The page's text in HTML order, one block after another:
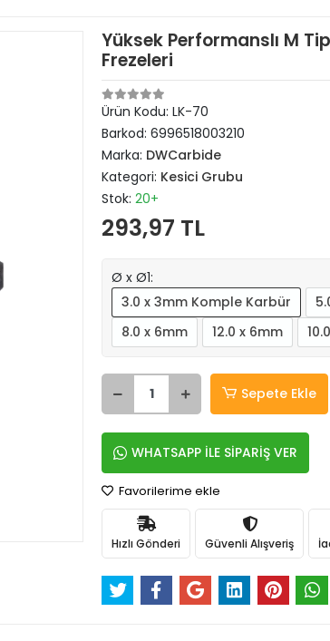
Yüksek Performanslı M
Frezeleri
Ürün Kodu: LK-70
Barkod: 6996518003210
Marka: DWCarbide
Kategori: Kesici Grubu
Stok: 20+
293,97 TL
Ø x Ø1:
3.0 x 3mm Komple Karbür
8.0 x 6mm
12.0 x 6mm
Sepete Ekle
WHATSAPP İLE SİPARİŞ VER
Favorilerime ekle
Hızlı Gönderi Güvenli Alışveriş